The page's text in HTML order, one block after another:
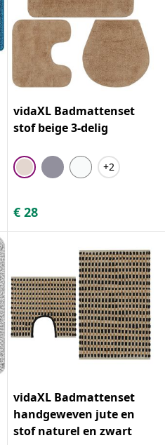
vidaXL Badmattenset
stof beige 3-delig
+2
€ 28
vidaXL Badmattenset
handgeweven jute en
stof naturel en zwart